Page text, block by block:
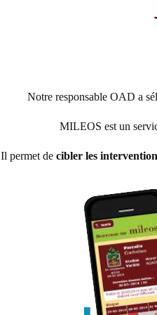
Notre responsable OAD a
MILEOS est un
Il permet de cibler les